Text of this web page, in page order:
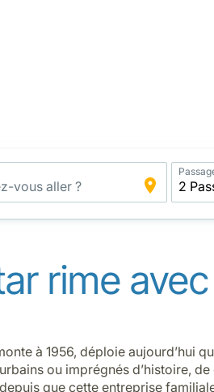
rime
à 1956, déploie aujourd’hui
ou imprégnés d’histoire,
que cette entreprise